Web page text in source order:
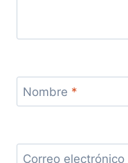
Nombre *
Correo electrónico